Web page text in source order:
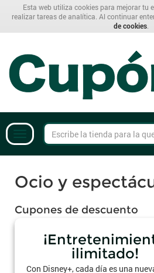
Esta web utiliza cookies para mejorar tu
realizar tareas de analítica. Al continuar
de cookies
Ocio y
Cupones de descuento
ilimitado!
Con Disney+, cada día es una